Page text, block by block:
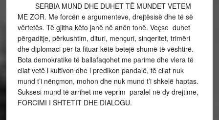
SERBIA MUND DHE DUHET TË MUNDET VETEM
ME ZOR. Me forcën e argumenteve, drejtësisë dhe të së
vërtetës. Të gjitha këto janë në anën tonë. Veçse duhet
përgaditje, përkushtim, dituri, mençuri, sinqeritet, trimëri
dhe diplomaci për ta fituar këtë betejë shumë të vështirë.
Bota demokratike të ballafaqohet me parime dhe vlera të
cilat vetë i kultivon dhe i predikon pandalë, të cilat nuk
mund t’i nënçmon, mohon dhe nuk mund t’i shkelë haptas.
Suksesi mund të arrihet me veprim paralel në dy drejtime,
FORCIMI I SHTETIT DHE DIALOGU.